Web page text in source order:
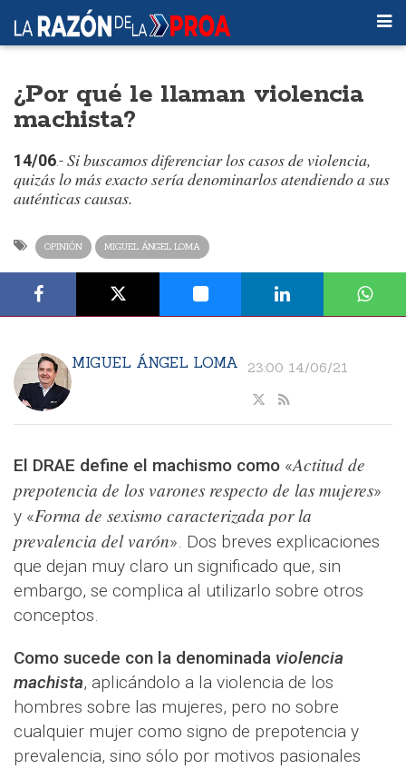
¿Por qué le llaman violencia
machista?
14/06.-Si buscamos diferenciar los casos de violencia,
quizás lo más exacto sería denominarlos atendiendo a sus
auténticas causas.
OPINIÓN MIGUEL ÁNGEL LOMA
MIGUEL ÁNGEL LOMA 23:00 14/06/21
El DRAE define el machismo como «Actitud de
prepotencia de los varones respecto de las mujeres»
y «Forma de sexismo caracterizada por la
prevalencia del varón». Dos breves explicaciones
que dejan muy claro un significado que, sin
embargo, se complica al utilizarlo sobre otros
conceptos.
Como sucede con la denominada violencia
machista, aplicándolo a la violencia de los
hombres sobre las mujeres, pero no sobre
cualquier mujer como signo de prepotencia y
prevalencia, sino sólo por motivos pasionales